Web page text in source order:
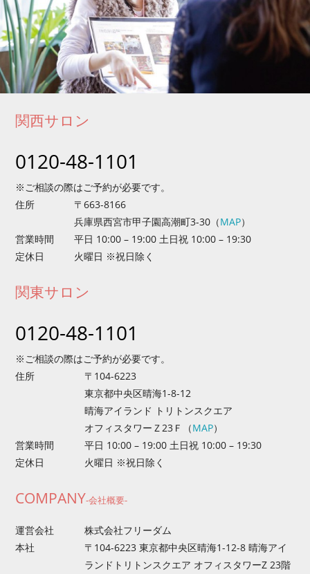
関西サロン
0120-48-1101
※ご相談の際はご予約が必要です。
住所
〒663-8166
兵庫県西宮市甲子園高潮町3-30 （MAP）
営業時間
平日 10:00 – 19:00 土日祝 10:00 – 19:30
定休日
火曜日 ※祝日除く
関東サロン
0120-48-1101
※ご相談の際はご予約が必要です。
住所
〒104-6223
東京都中央区晴海1-8-12
晴海アイランド トリトンスクエア
オフィスタワーＺ23Ｆ
（MAP）
営業時間
平日 10:00 – 19:00 土日祝 10:00 – 19:30
定休日
火曜日 ※祝日除く
COMPANY-会社概要-
運営会社
株式会社フリーダム
本社
〒104-6223 東京都中央区晴海1-12-8 晴海アイ
ランドトリトンスクエア オフィスタワーZ 23階